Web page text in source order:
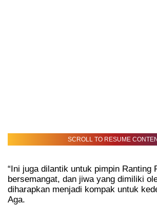
SCROLL TO RESUME
“Ini juga dilantik untuk pimpin Ranting
bersemangat, dan jiwa yang dimiliki
diharapkan menjadi kompak untuk
Aga.